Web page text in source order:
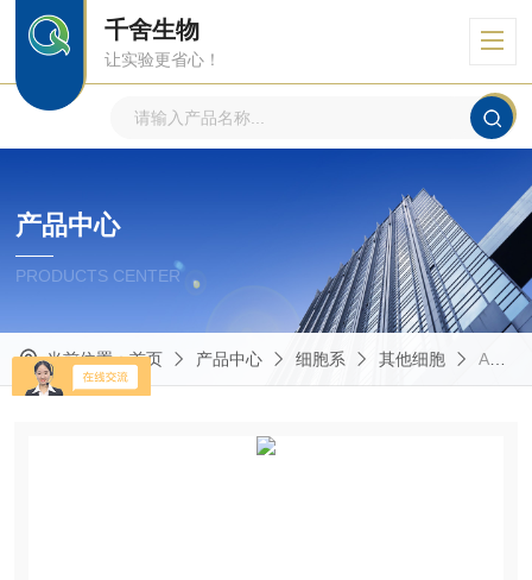
千舍生物
让实验更省心！
产品中心
PRODUCTS CENTER
当前位置：首页 产品中心 细胞系 其他细胞 A673人尤因肉瘤细胞（传代系）